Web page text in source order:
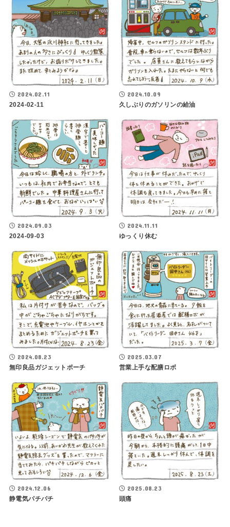
2024.02.11
2024-02-11
2024.10.09
久しぶりのガソリンの給油
2024.09.03
2024-09-03
2024.11.11
ゆっくり休む
2024.08.23
無印良品ガジェットポーチ
2025.03.07
営業上手な配膳ロボ
2024.12.06
静電気パチパチ
2025.08.23
頭痛